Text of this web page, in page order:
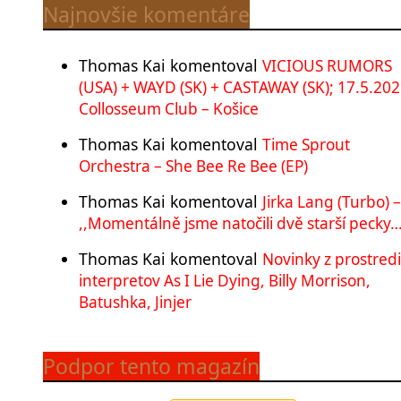
Najnovšie komentáre
Thomas Kai komentoval VICIOUS RUMORS
(USA) + WAYD (SK) + CASTAWAY (SK);
Collosseum Club – Košice
Thomas Kai komentoval Time Sprout
Orchestra – She Bee Re Bee (EP)
Thomas Kai komentoval Jirka Lang (Turbo) –
,,Momentálně jsme natočili dvě starší
Thomas Kai komentoval Novinky z
interpretov As I Lie Dying, Billy Morrison,
Batushka, Jinjer
Podpor tento magazín